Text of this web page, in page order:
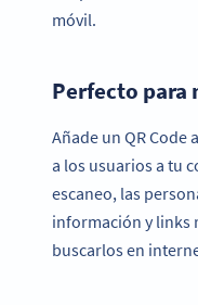
móvil.
Perfecto para
Añade un QR
a los usuarios a tu
escaneo, las
información y links
buscarlos en